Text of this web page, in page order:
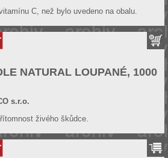
C, než bylo uvedeno na obalu.
NATURAL LOUPANÉ, 1000
s.r.o.
živého škůdce.